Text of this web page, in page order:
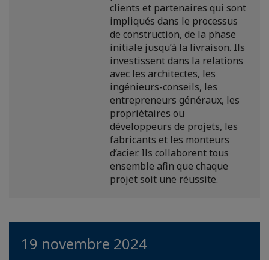
clients et partenaires qui sont
impliqués dans le processus
de construction, de la phase
initiale jusqu’à la livraison. Ils
investissent dans la relations
avec les architectes, les
ingénieurs-conseils, les
entrepreneurs généraux, les
propriétaires ou
développeurs de projets, les
fabricants et les monteurs
d’acier. Ils collaborent tous
ensemble afin que chaque
projet soit une réussite.
19 novembre 2024